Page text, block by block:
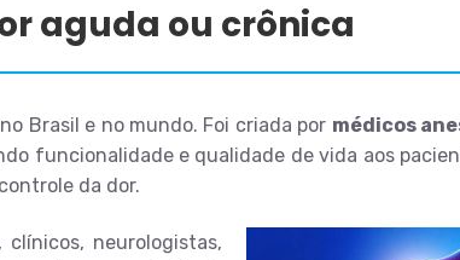
aguda ou crônica
Brasil e no mundo. Foi criada por médicos
funcionalidade e qualidade de vida aos
da dor.
clínicos, neurologistas,